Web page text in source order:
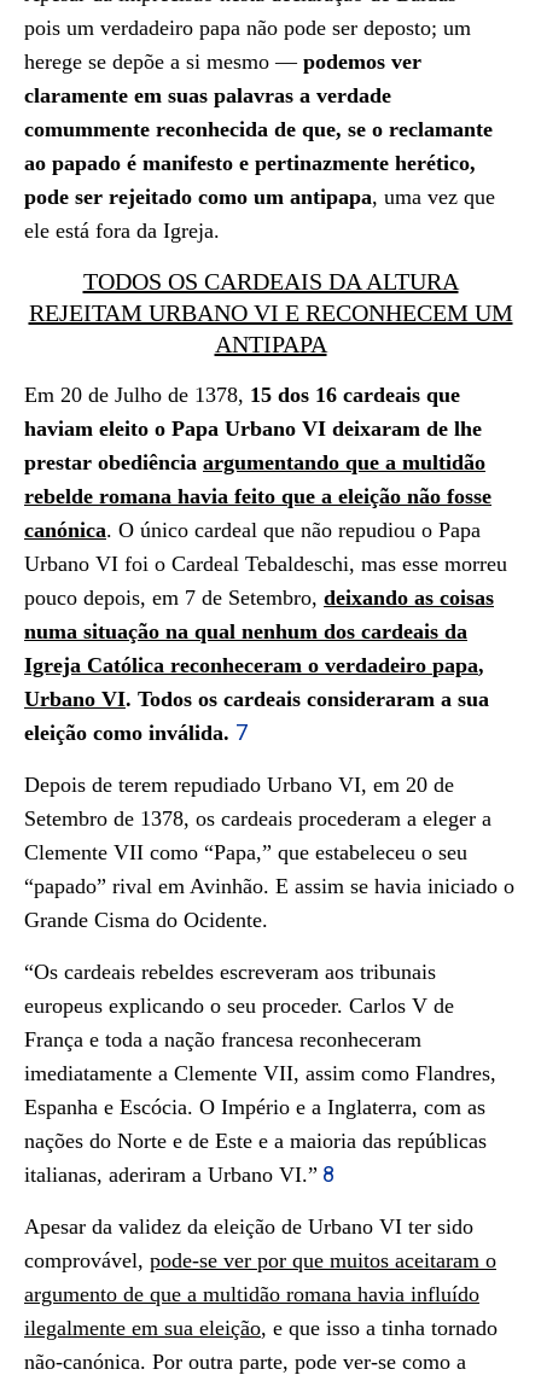
pois um verdadeiro papa não pode ser deposto; um
herege se depõe a si mesmo ― podemos ver
claramente em suas palavras a verdade
comummente reconhecida de que, se o reclamante
ao papado é manifesto e pertinazmente herético,
pode ser rejeitado como um antipapa, uma vez que
ele está fora da Igreja.
TODOS OS CARDEAIS DA ALTURA
REJEITAM URBANO VI E RECONHECEM UM
ANTIPAPA
Em 20 de Julho de 1378, 15 dos 16 cardeais que
haviam eleito o Papa Urbano VI deixaram de lhe
prestar obediência argumentando que a multidão
rebelde romana havia feito que a eleição não fosse
canónica. O único cardeal que não repudiou o Papa
Urbano VI foi o Cardeal Tebaldeschi, mas esse morreu
pouco depois, em 7 de Setembro, deixando as coisas
numa situação na qual nenhum dos cardeais da
Igreja Católica reconheceram o verdadeiro papa,
Urbano VI. Todos os cardeais consideraram a sua
eleição como inválida. 7
Depois de terem repudiado Urbano VI, em 20 de
Setembro de 1378, os cardeais procederam a eleger a
Clemente VII como “Papa,” que estabeleceu o seu
“papado” rival em Avinhão. E assim se havia iniciado o
Grande Cisma do Ocidente.
“Os cardeais rebeldes escreveram aos tribunais
europeus explicando o seu proceder. Carlos V de
França e toda a nação francesa reconheceram
imediatamente a Clemente VII, assim como Flandres,
Espanha e Escócia. O Império e a Inglaterra, com as
nações do Norte e de Este e a maioria das repúblicas
italianas, aderiram a Urbano VI.” 8
Apesar da validez da eleição de Urbano VI ter sido
comprovável, pode-se ver por que muitos aceitaram o
argumento de que a multidão romana havia influído
ilegalmente em sua eleição, e que isso a tinha tornado
não-canónica. Por outra parte, pode ver-se como a